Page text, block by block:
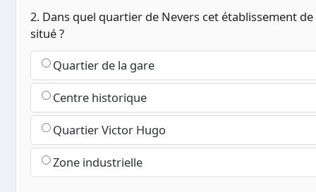
2. Dans quel quartier de Nevers cet établissement
situé ?
Quartier de la gare
Centre historique
Quartier Victor Hugo
Zone industrielle